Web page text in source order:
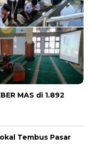
MAS di 1.892
Tembus Pasar